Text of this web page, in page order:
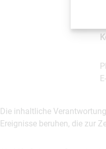
Die inhaltliche
Ereignisse beruhen, die zur